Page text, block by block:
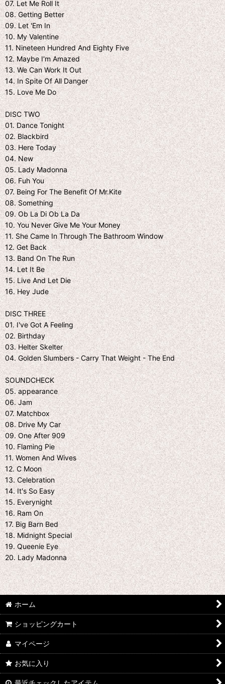
07. Let Me Roll It
08. Getting Better
09. Let 'Em In
10. My Valentine
11. Nineteen Hundred And Eighty Five
12. Maybe I'm Amazed
13. We Can Work It Out
14. In Spite Of All Danger
15. Love Me Do
DISC TWO
01. Dance Tonight
02. Blackbird
03. Here Today
04. New
05. Lady Madonna
06. Fuh You
07. Being For The Benefit Of Mr.Kite
08. Something
09. Ob La Di Ob La Da
10. You Never Give Me Your Money
11. She Came In Through The Bathroom Window
12. Get Back
13. Band On The Run
14. Let It Be
15. Live And Let Die
16. Hey Jude
DISC THREE
01. I've Got A Feeling
02. Birthday
03. Helter Skelter
04. Golden Slumbers - Carry That Weight - The End
SOUNDCHECK
05. appearance
06. Jam
07. Matchbox
08. Drive My Car
09. One After 909
10. Flaming Pie
11. Women And Wives
12. C Moon
13. Celebration
14. It's So Easy
15. Everynight
16. Ram On
17. Big Barn Bed
18. Midnight Special
19. Queenie Eye
20. Lady Madonna
ホーム
ショッピングカート
マイページ
お気に入り